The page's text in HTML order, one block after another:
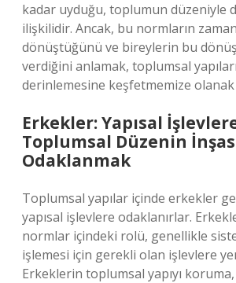
kadar uyduğu, toplumun düzeniyle
ilişkilidir. Ancak, bu normların
dönüştüğünü ve bireylerin bu
verdiğini anlamak, toplumsal
derinlemesine keşfetmemize olanak
Erkekler: Yapısal
Toplumsal Düzenin
Odaklanmak
Toplumsal yapılar içinde erkekler
yapısal işlevlere odaklanırlar.
normlar içindeki rolü, genellikle
işlemesi için gerekli olan işlevlere
Erkeklerin toplumsal yapıyı